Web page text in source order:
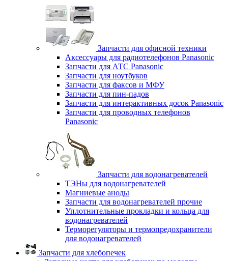
Запчасти для офисной техники
Аксессуары для радиотелефонов Panasonic
Запчасти для АТС Panasonic
Запчасти для ноутбуков
Запчасти для факсов и МФУ
Запчасти для пин-падов
Запчасти для интерактивных досок Panasonic
Запчасти для проводных телефонов
Panasonic
Запчасти для водонагревателей
ТЭНы для водонагревателей
Магниевые аноды
Запчасти для водонагревателей прочие
Уплотнительные прокладки и кольца для
водонагревателей
Терморегуляторы и термопредохранители
для водонагревателей
Запчасти для хлебопечек